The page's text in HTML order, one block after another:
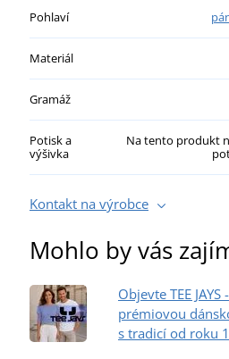
Pohlaví
Materiál
Gramáž
Potisk a
výšivka
Na tento produkt
Kontakt na výrobce
Mohlo by vás
Objevte TEE JAYS -
prémiovou
s tradicí od roku